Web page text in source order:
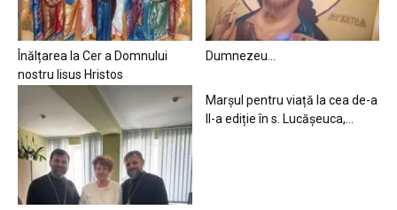
Înălțarea la Cer a Domnului
nostru Iisus Hristos
Dumnezeu…
Marșul pentru viață la cea de-a
II-a ediție în s. Lucășeuca,...